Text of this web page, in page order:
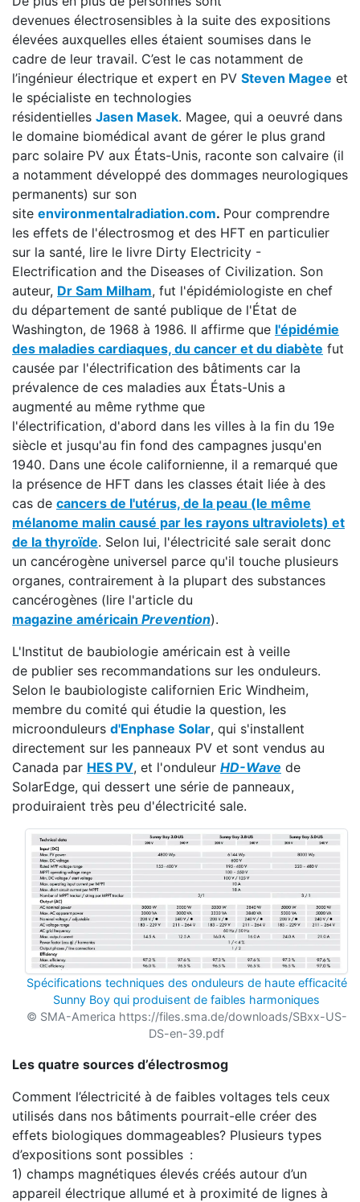
devenues électrosensibles à la suite des expositions
élevées auxquelles elles étaient soumises dans le
cadre de leur travail. C’est le cas notamment de
l’ingénieur électrique et expert en PV Steven Magee et
le spécialiste en technologies
résidentielles Jasen Masek. Magee, qui a oeuvré dans
le domaine biomédical avant de gérer le plus grand
parc solaire PV aux États-Unis, raconte son calvaire (il
a notamment développé des dommages neurologiques
permanents) sur son
site environmentalradiation.com. Pour comprendre
les effets de l'électrosmog et des HFT en particulier
sur la santé, lire le livre Dirty Electricity -
Electrification and the Diseases of Civilization. Son
auteur, Dr Sam Milham, fut l'épidémiologiste en chef
du département de santé publique de l'État de
Washington, de 1968 à 1986. Il affirme que l'épidémie
des maladies cardiaques, du cancer et du diabète fut
causée par l'électrification des bâtiments car la
prévalence de ces maladies aux États-Unis a
augmenté au même rythme que
l'électrification, d'abord dans les villes à la fin du 19e
siècle et jusqu'au fin fond des campagnes jusqu'en
1940. Dans une école californienne, il a remarqué que
la présence de HFT dans les classes était liée à des
cas de cancers de l'utérus, de la peau (le même
mélanome malin causé par les rayons ultraviolets) et
de la thyroïde. Selon lui, l'électricité sale serait donc
un cancérogène universel parce qu'il touche plusieurs
organes, contrairement à la plupart des substances
cancérogènes (lire l'article du
magazine américain Prevention).
L'Institut de baubiologie américain est à veille
de publier ses recommandations sur les onduleurs.
Selon le baubiologiste californien Eric Windheim,
membre du comité qui étudie la question, les
microonduleurs d'Enphase Solar, qui s'installent
directement sur les panneaux PV et sont vendus au
Canada par HES PV, et l'onduleur HD-Wave de
SolarEdge, qui dessert une série de panneaux,
produiraient très peu d'électricité sale.
Spécifications techniques des onduleurs de haute efficacité
Sunny Boy qui produisent de faibles harmoniques
© SMA-America https://files.sma.de/downloads/SBxx-US-
DS-en-39.pdf
Les quatre sources d’électrosmog
Comment l’électricité à de faibles voltages tels ceux
utilisés dans nos bâtiments pourrait-elle créer des
effets biologiques dommageables? Plusieurs types
d’expositions sont possibles :
1) champs magnétiques élevés créés autour d’un
appareil électrique allumé et à proximité de lignes à